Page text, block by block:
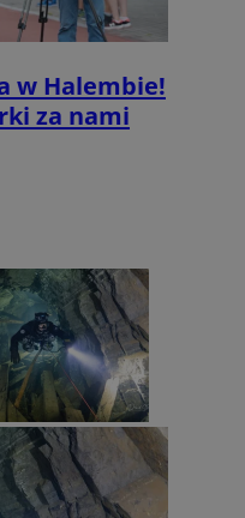
w Halembie!
za nami